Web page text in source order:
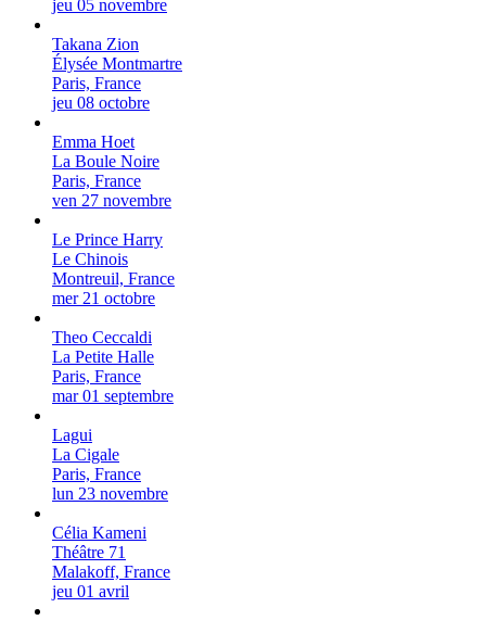
jeu 05 novembre
Takana Zion
Élysée Montmartre
Paris, France
jeu 08 octobre
Emma Hoet
La Boule Noire
Paris, France
ven 27 novembre
Le Prince Harry
Le Chinois
Montreuil, France
mer 21 octobre
Theo Ceccaldi
La Petite Halle
Paris, France
mar 01 septembre
Lagui
La Cigale
Paris, France
lun 23 novembre
Célia Kameni
Théâtre 71
Malakoff, France
jeu 01 avril